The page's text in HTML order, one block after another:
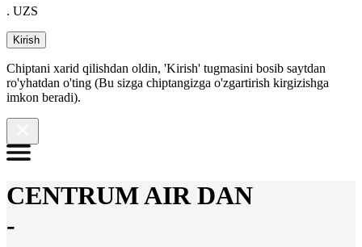
. UZS
Kirish
Chiptani xarid qilishdan oldin, 'Kirish' tugmasini bosib saytdan
ro'yhatdan o'ting (Bu sizga chiptangizga o'zgartirish kirgizishga
imkon beradi).
CENTRUM AIR DAN
-